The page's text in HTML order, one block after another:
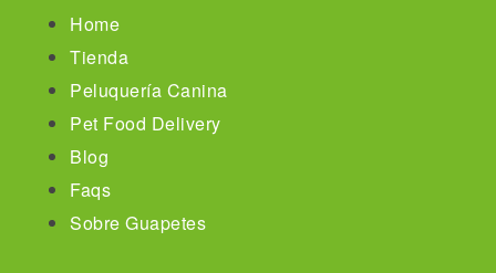
Home
Tienda
Peluquería Canina
Pet Food Delivery
Blog
Faqs
Sobre Guapetes